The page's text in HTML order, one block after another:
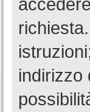
indirizzo